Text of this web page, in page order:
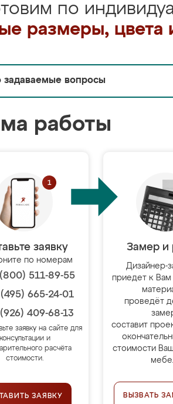
по
размеры, цвета
задаваемые вопросы
работы
заявку
по номерам
511-89-55
665-24-01
409-68-13
заявку на сайте для
консультации и
расчёта
стоимости.
ЗАЯВКУ
Замер и
Дизайнер-
приедет к Вам
проведёт
составит
стоимости
ВЫЗВАТЬ